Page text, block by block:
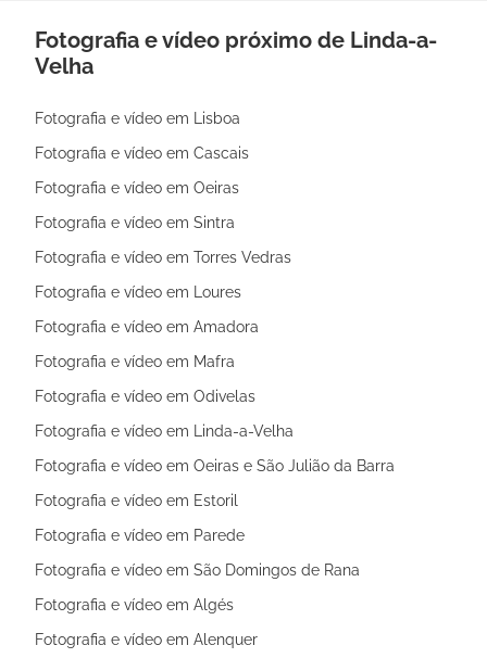
Fotografia e vídeo próximo de Linda-a-
Velha
Fotografia e vídeo em Lisboa
Fotografia e vídeo em Cascais
Fotografia e vídeo em Oeiras
Fotografia e vídeo em Sintra
Fotografia e vídeo em Torres Vedras
Fotografia e vídeo em Loures
Fotografia e vídeo em Amadora
Fotografia e vídeo em Mafra
Fotografia e vídeo em Odivelas
Fotografia e vídeo em Linda-a-Velha
Fotografia e vídeo em Oeiras e São Julião da Barra
Fotografia e vídeo em Estoril
Fotografia e vídeo em Parede
Fotografia e vídeo em São Domingos de Rana
Fotografia e vídeo em Algés
Fotografia e vídeo em Alenquer